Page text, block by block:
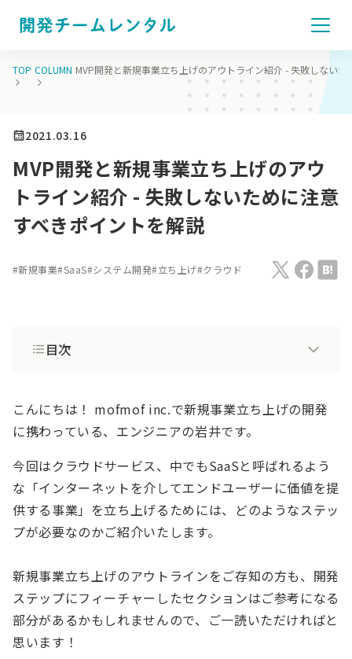
TOP COLUMN MVP開発と新規事業立ち上げのアウトライン紹介 - 失敗しない
2021.03.16
MVP開発と新規事業立ち上げのアウ
トライン紹介 - 失敗しないために注意
すべきポイントを解説
#新規事業#SaaS#システム開発#立ち上げ#クラウド
目次
こんにちは！ mofmof inc.で新規事業立ち上げの開発
に携わっている、エンジニアの岩井です。
今回はクラウドサービス、中でもSaaSと呼ばれるよう
な「インターネットを介してエンドユーザーに価値を提
供する事業」を立ち上げるためには、どのようなステッ
プが必要なのかご紹介いたします。
新規事業立ち上げのアウトラインをご存知の方も、開発
ステップにフィーチャーしたセクションはご参考になる
部分があるかもしれませんので、ご一読いただければと
思います！